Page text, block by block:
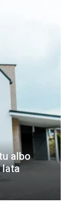
albo
lata